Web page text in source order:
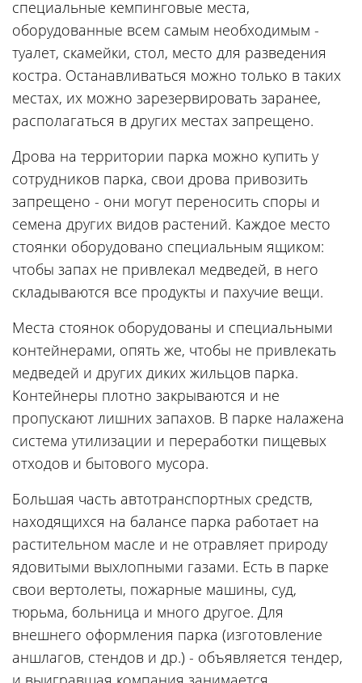
специальные кемпинговые места,
оборудованные всем самым необходимым -
туалет, скамейки, стол, место для разведения
костра. Останавливаться можно только в таких
местах, их можно зарезервировать заранее,
располагаться в других местах запрещено.
Дрова на территории парка можно купить у
сотрудников парка, свои дрова привозить
запрещено - они могут переносить споры и
семена других видов растений. Каждое место
стоянки оборудовано специальным ящиком:
чтобы запах не привлекал медведей, в него
складываются все продукты и пахучие вещи.
Места стоянок оборудованы и специальными
контейнерами, опять же, чтобы не привлекать
медведей и других диких жильцов парка.
Контейнеры плотно закрываются и не
пропускают лишних запахов. В парке налажена
система утилизации и переработки пищевых
отходов и бытового мусора.
Большая часть автотранспортных средств,
находящихся на балансе парка работает на
растительном масле и не отравляет природу
ядовитыми выхлопными газами. Есть в парке
свои вертолеты, пожарные машины, суд,
тюрьма, больница и много другое. Для
внешнего оформления парка (изготовление
аншлагов, стендов и др.) - объявляется тендер,